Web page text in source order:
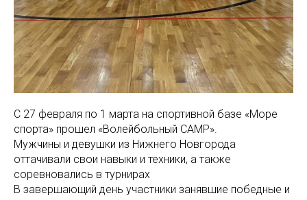
С 27 февраля по 1 марта на спортивной базе «Море
спорта» прошел «Волейбольный CAMP».
Мужчины и девушки из Нижнего Новгорода
оттачивали свои навыки и техники, а также
соревновались в турнирах
В завершающий день участники занявшие победные и